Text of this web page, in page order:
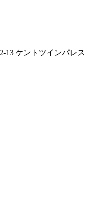
13 ケントツインパレス